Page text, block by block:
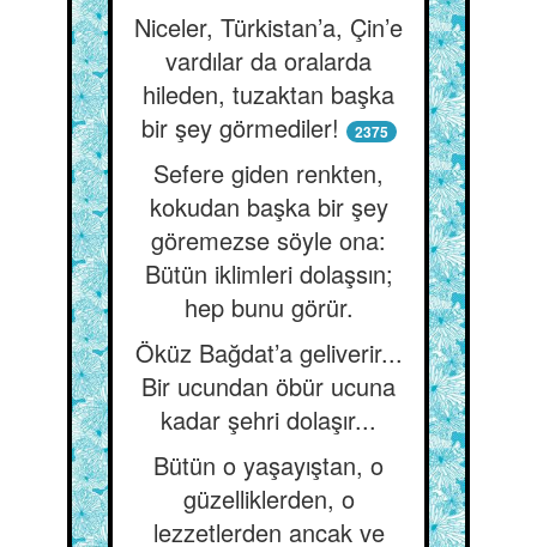
Niceler, Türkistan’a, Çin’e
vardılar da oralarda
hileden, tuzaktan başka
bir şey görmediler!
2375
Sefere giden renkten,
kokudan başka bir şey
göremezse söyle ona:
Bütün iklimleri dolaşsın;
hep bunu görür.
Öküz Bağdat’a geliverir...
Bir ucundan öbür ucuna
kadar şehri dolaşır...
Bütün o yaşayıştan, o
güzelliklerden, o
lezzetlerden ancak ve